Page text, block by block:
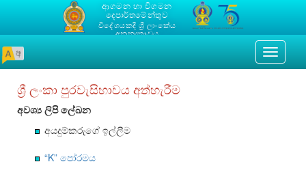
ආගමන හා විගමන
දෙපාර්තමේන්තුව
විදේශයකදී ශ්‍රී ලාංකේය
අනන්‍යතාවය
Toggle
ශ්‍රී ලංකා පුරවැසිභාවය අත්හැරීම
අවශ්‍ය ලිපි ලේඛන
අයදුම්කරුගේ ඉල්ලීම
“K” පෝරමය